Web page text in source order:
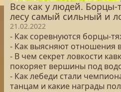
Все как у людей. Борцы-
лесу самый сильный и
21.02.2022
- Как соревнуются борцы-
- Как выясняют отношения
- В чем секрет ловкости
покоряет вершины под
- Как лебеди стали
танцам и какие награды